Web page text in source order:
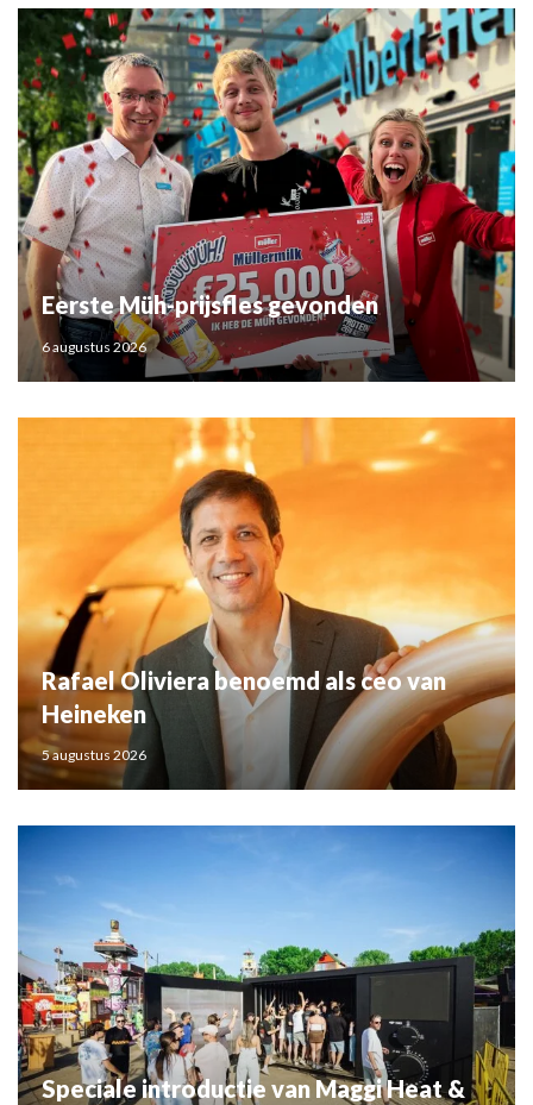
Eerste Müh-prijsfles gevonden
6 augustus 2026
Rafael Oliviera benoemd als ceo van
Heineken
5 augustus 2026
Speciale introductie van Maggi Heat &